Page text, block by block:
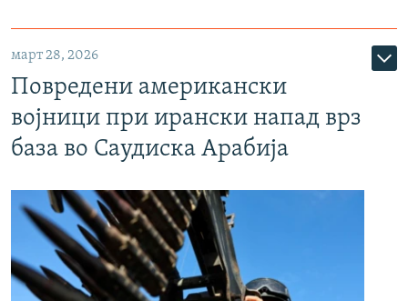
март 28, 2026
Повредени американски
војници при ирански напад врз
база во Саудиска Арабија